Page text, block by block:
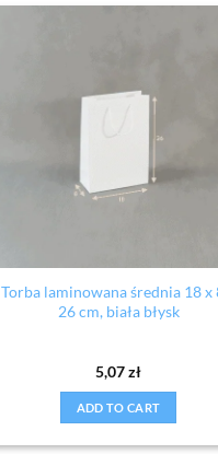
Torba laminowana średnia 18 x
26 cm, biała błysk
5,07zł
ADD TO CART